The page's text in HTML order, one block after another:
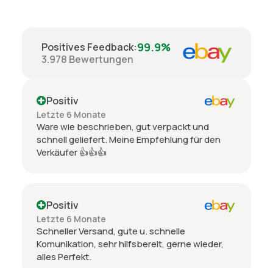
Positives Feedback:99.9%
3.978 Bewertungen
Positiv
Letzte 6 Monate
Ware wie beschrieben, gut verpackt und
schnell geliefert. Meine Empfehlung für den
Verkäufer 👍👍👍
Positiv
Letzte 6 Monate
Schneller Versand, gute u. schnelle
Komunikation, sehr hilfsbereit, gerne wieder,
alles Perfekt.